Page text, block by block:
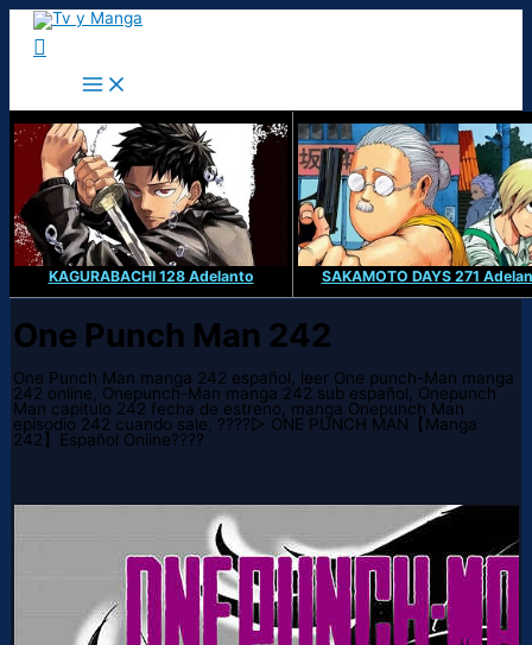
Ir
contenido
Buscar
KAGURABACHI 128 Adelanto SAKAMOTO DAYS 271
One Punch Man 242
One Punch Man manga 242 español, leer One punch-Man manga
242 online, Onepunch-Man manga 242 sub español, Onepunch
Man capitulo 242 fecha de estreno, manga Onepunch Man
episodio 242 cuando sale, ????▷ ONE PUNCH MAN【Manga
242】Español Online????